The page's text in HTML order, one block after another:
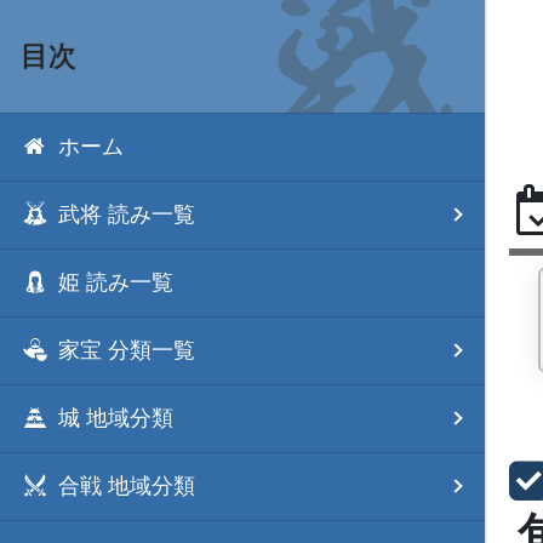
目次
ホーム
武将 読み一覧
姫 読み一覧
家宝 分類一覧
城 地域分類
合戦 地域分類